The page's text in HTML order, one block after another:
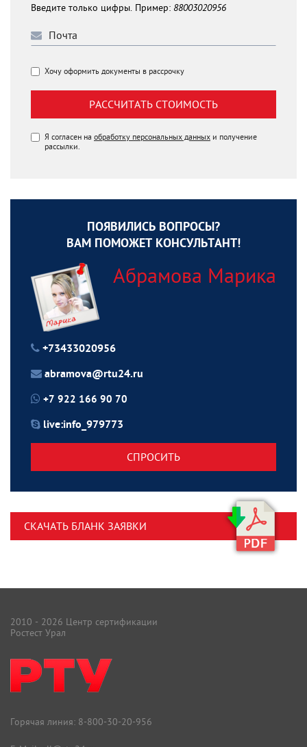
Введите только цифры. Пример: 88003020956
Хочу оформить документы в рассрочку
РАССЧИТАТЬ СТОИМОСТЬ
Я согласен на обработку персональных данных и получение
рассылки.
ПОЯВИЛИСЬ ВОПРОСЫ?
ВАМ ПОМОЖЕТ КОНСУЛЬТАНТ!
Абрамова Марика
+73433020956
abramova@rtu24.ru
+7 922 166 90 70
live:info_979773
СПРОСИТЬ
СКАЧАТЬ БЛАНК ЗАЯВКИ
2010 - 2026 Центр сертификации
Ростест Урал
Горячая линия: 8-800-30-20-956